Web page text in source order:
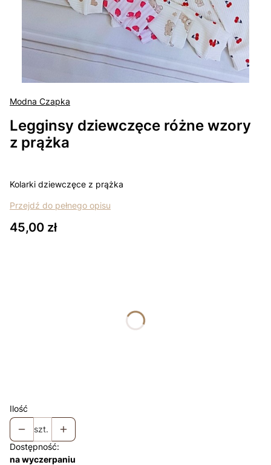
Modna Czapka
Legginsy dziewczęce różne wzory
z prążka
Kolarki dziewczęce z prążka
Przejdź do pełnego opisu
Cena
45,00 zł
Ilość
szt.
Dostępność:
na wyczerpaniu